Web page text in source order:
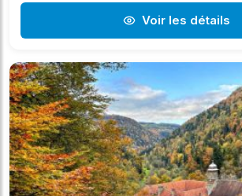
Voir les détails